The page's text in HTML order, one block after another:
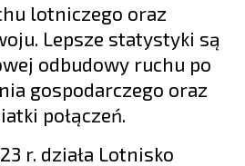
lotniczego oraz
Lepsze statystyki są
odbudowy ruchu po
gospodarczego oraz
połączeń.
r. działa Lotnisko